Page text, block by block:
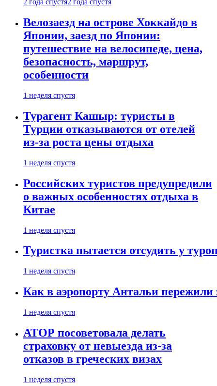
2 года спустя2 года спустя
Велозаезд на острове Хоккайдо в
Японии, заезд по Японии:
путешествие на велосипеде, цена,
безопасность, маршрут,
особенности
1 неделя спустя
Турагент Кашыр: туристы в
Турции отказываются от отелей
из-за роста цены отдыха
1 неделя спустя
Российских туристов предупредили
о важных особенностях отдыха в
Китае
1 неделя спустя
Туристка пытается отсудить у
1 неделя спустя
Как в аэропорту Антальи
1 неделя спустя
АТОР посоветовала делать
страховку от невыезда из-за
отказов в греческих визах
1 неделя спустя